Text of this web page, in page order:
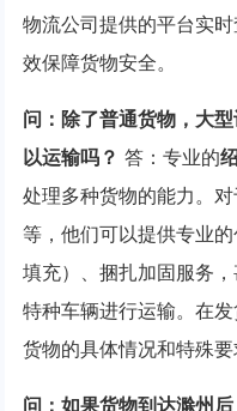
物流公司提供的平台实
效保障货物安全。
问：除了普通货物，大
以运输吗？ 答：专业的
处理多种货物的能力。
等，他们可以提供专业
填充）、捆扎加固服务
特种车辆进行运输。在
货物的具体情况和特殊要
问：如果货物到达滁州